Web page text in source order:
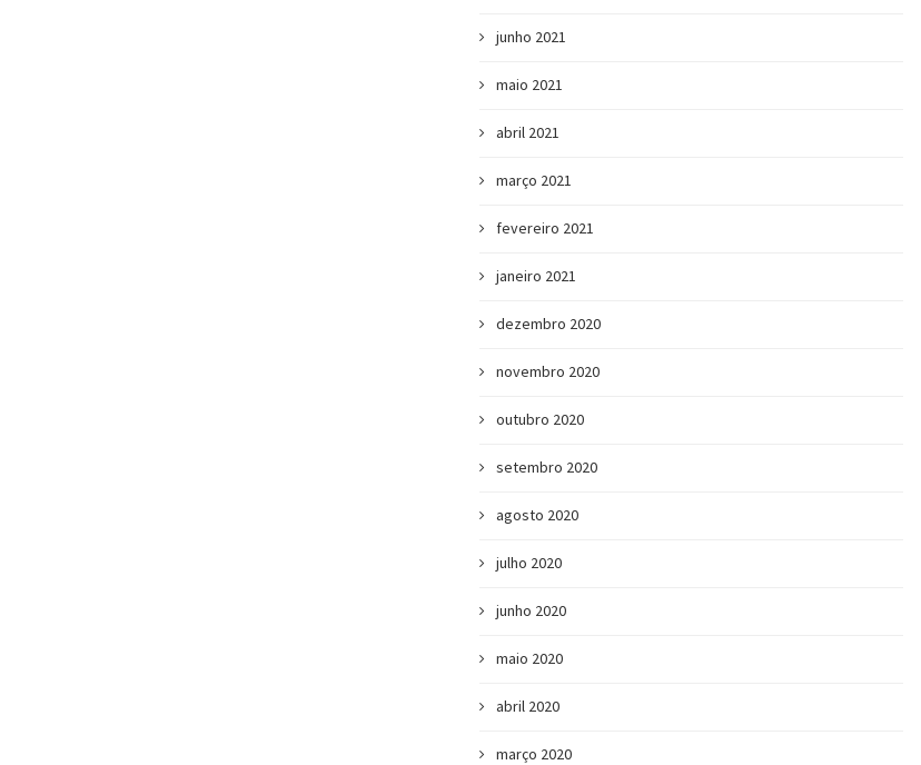
junho 2021
maio 2021
abril 2021
março 2021
fevereiro 2021
janeiro 2021
dezembro 2020
novembro 2020
outubro 2020
setembro 2020
agosto 2020
julho 2020
junho 2020
maio 2020
abril 2020
março 2020